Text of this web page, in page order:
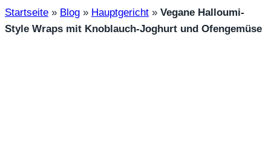
Startseite » Blog » Hauptgericht » Vegane Halloumi-
Style Wraps mit Knoblauch-Joghurt und Ofengemüse